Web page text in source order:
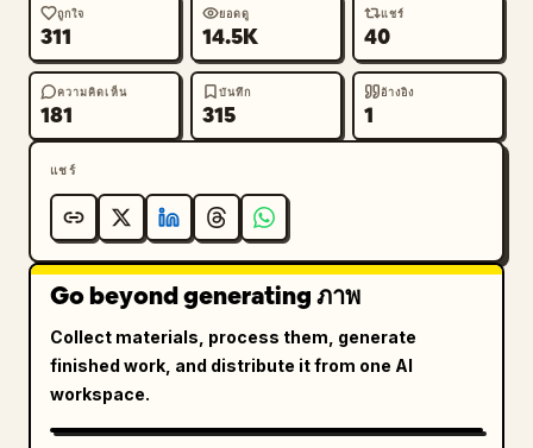
ธงเส้นทางบนภูเขา, แจ็กเก็ตนักเดินป่า/คน, รองเท้าเดิน
ป่า, กระเป๋าเป้, ขวานน้ำแข็ง, ดวงอาทิตย์ และแผนที่พับ
- 04 Brand Baseline: โปสเตอร์ภูเขาสีแดงดำ 1 แผ่น
พร้อมข้อความเซอริฟสีขาวขนาดใหญ่ “Never Stop
Exploring.”
อ่อน: ขวดเก็บอุณหภูมิ 1 ใบ, ถุงผ้า 1 ใบ และหมวก
เบสบอล 1 ใบ โดยแต่ละชิ้นมีโลโก้แบรนด์สีขาวขนาดเล็ก
- 06 Apparel Lifestyle: แผงภาพถ่ายไลฟ์สไตล์อัล
ไพน์ 1 แผง แสดงคน 3 คนสวมแจ็กเก็ตพัฟเฟอร์สีแดงหน้า
ภูเขาหิมะ
ครั้ง พร้อมวลีเซอริฟสีขาว “Never Stop Exploring.”
- 05 Product Mockups: ทำซ้ำภาพจำลองสินค้า 3
รายการอีกครั้ง: ขวด, ถุงผ้า, หมวก
- 06 Apparel Lifestyle: ทำซ้ำแผงไลฟ์สไตล์ภูเขาที่มี
ถูกใจ
311
ยอดดู
14.5K
แชร์
40
ความคิดเห็น
181
บันทึก
315
อ้างอิง
1
แชร์
Go beyond generating ภาพ
Collect materials, process them, generate
finished work, and distribute it from one AI
workspace.